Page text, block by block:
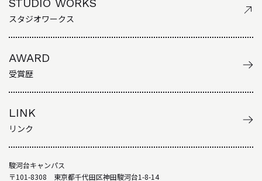
STUDIO WORKS
スタジオワークス
AWARD
受賞歴
LINK
リンク
駿河台キャンパス
〒101-8308 東京都千代田区神田駿河台1-8-14